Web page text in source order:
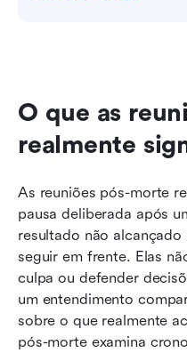
O que as
realmente
As reuniões pós-morte
pausa deliberada após
resultado não
seguir em frente. Elas
culpa ou defender
um entendimento
sobre o que realmente
pós-morte examina